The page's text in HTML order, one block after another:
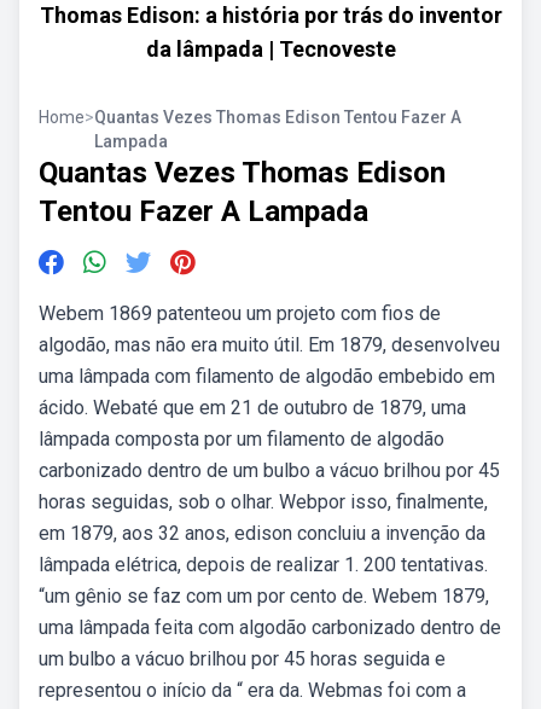
Thomas Edison: a história por trás do inventor
da lâmpada | Tecnoveste
Home>Quantas Vezes Thomas Edison Tentou Fazer A
Lampada
Quantas Vezes Thomas Edison
Tentou Fazer A Lampada
Webem 1869 patenteou um projeto com fios de
algodão, mas não era muito útil. Em 1879, desenvolveu
uma lâmpada com filamento de algodão embebido em
ácido. Webaté que em 21 de outubro de 1879, uma
lâmpada composta por um filamento de algodão
carbonizado dentro de um bulbo a vácuo brilhou por 45
horas seguidas, sob o olhar. Webpor isso, finalmente,
em 1879, aos 32 anos, edison concluiu a invenção da
lâmpada elétrica, depois de realizar 1. 200 tentativas.
“um gênio se faz com um por cento de. Webem 1879,
uma lâmpada feita com algodão carbonizado dentro de
um bulbo a vácuo brilhou por 45 horas seguida e
representou o início da “ era da. Webmas foi com a